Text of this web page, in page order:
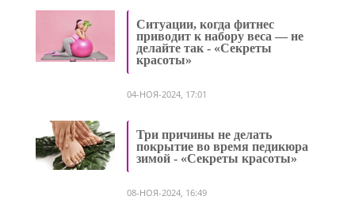
Ситуации, когда фитнес
приводит к набору веса — не
делайте так - «Секреты
красоты»
04-НОЯ-2024, 17:01
Три причины не делать
покрытие во время педикюра
зимой - «Секреты красоты»
08-НОЯ-2024, 16:49